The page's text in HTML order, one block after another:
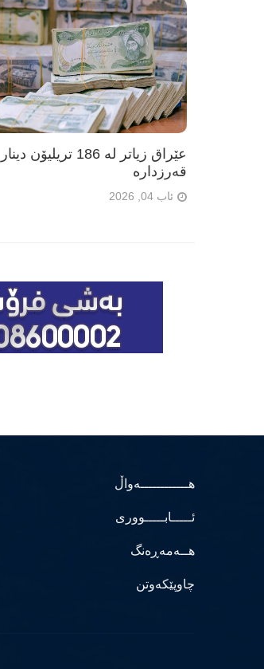
عێراق زیاتر لە 186 تریلیۆن دینار
قەرزدارە
ئاب 04, 2026
هــــــــــــەواڵ
ئـــــابـــــووری
هــەمەڕەنگ
چاوپێکەوتن